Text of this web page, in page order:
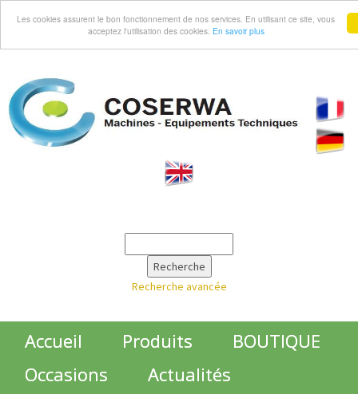
Les cookies assurent le bon fonctionnement de nos services. En utilisant ce site, vous
acceptez l'utilisation des cookies. En savoir plus
Recherche avancée
Accueil Produits
BOUTIQUE
Occasions
Actualités